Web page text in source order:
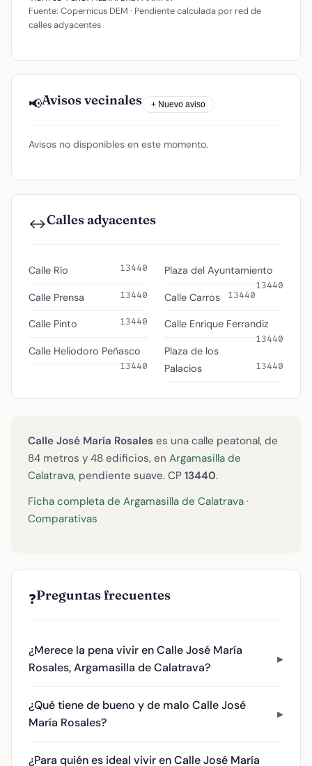
Fuente: Copernicus DEM · Pendiente calculada por red de
calles adyacentes
📢Avisos vecinales + Nuevo aviso
Avisos no disponibles en este momento.
↔️Calles adyacentes
Calle Río 13440
Calle Prensa 13440
Calle Pinto 13440
Calle Heliodoro Peñasco
13440
Plaza del Ayuntamiento
13440
Calle Carros 13440
Calle Enrique Ferrandiz
13440
Plaza de los
Palacios
13440
Calle José María Rosales es una calle peatonal, de
84 metros y 48 edificios, en Argamasilla de
Calatrava, pendiente suave. CP 13440.
Ficha completa de Argamasilla de Calatrava ·
Comparativas
❓Preguntas frecuentes
¿Merece la pena vivir en Calle José María
Rosales, Argamasilla de Calatrava?
¿Qué tiene de bueno y de malo Calle José
María Rosales?
¿Para quién es ideal vivir en Calle José María